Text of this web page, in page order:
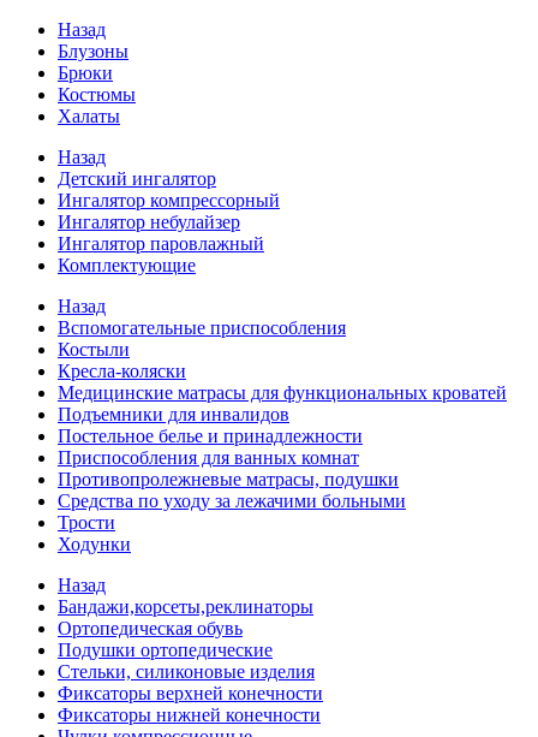
Назад
Блузоны
Брюки
Костюмы
Халаты
Назад
Детский ингалятор
Ингалятор компрессорный
Ингалятор небулайзер
Ингалятор паровлажный
Комплектующие
Назад
Вспомогательные приспособления
Костыли
Кресла-коляски
Медицинские матрасы для функциональных кроватей
Подъемники для инвалидов
Постельное белье и принадлежности
Приспособления для ванных комнат
Противопролежневые матрасы, подушки
Средства по уходу за лежачими больными
Трости
Ходунки
Назад
Бандажи,корсеты,реклинаторы
Ортопедическая обувь
Подушки ортопедические
Стельки, силиконовые изделия
Фиксаторы верхней конечности
Фиксаторы нижней конечности